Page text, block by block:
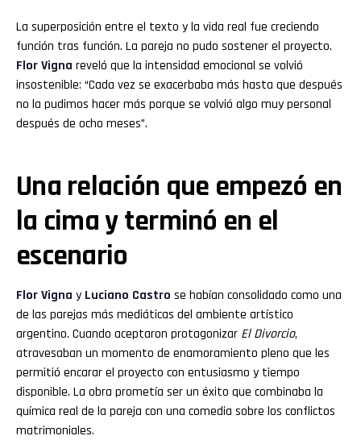
La superposición entre el texto y la vida real fue creciendo
función tras función. La pareja no pudo sostener el proyecto.
FlorVigna reveló que la intensidad emocional se volvió
insostenible: “Cada vez se exacerbaba más hasta que después
no la pudimos hacer más porque se volvió algo muy personal
después de ocho meses”.
Una relación que empezó en
la cima y terminó en el
escenario
FlorVigna y Luciano Castro se habían consolidado como una
de las parejas más mediáticas del ambiente artístico
argentino. Cuando aceptaron protagonizar El Divorcio,
atravesaban un momento de enamoramiento pleno que les
permitió encarar el proyecto con entusiasmo y tiempo
disponible. La obra prometía ser un éxito que combinaba la
química real de la pareja con una comedia sobre los conflictos
matrimoniales.